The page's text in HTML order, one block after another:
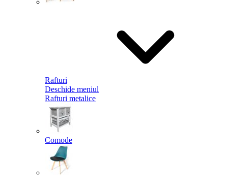
Rafturi
Deschide meniul
Rafturi metalice
Comode